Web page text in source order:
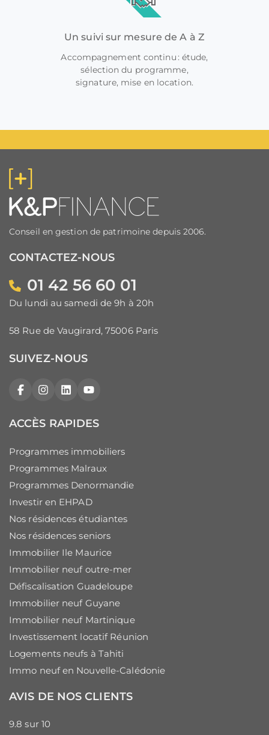
Un suivi sur mesure de A à Z
Accompagnement continu : étude,
sélection du programme,
signature, mise en location.
Conseil en gestion de patrimoine depuis 2006.
CONTACTEZ-NOUS
01 42 56 60 01
Du lundi au samedi de 9h à 20h
58 Rue de Vaugirard, 75006 Paris
SUIVEZ-NOUS
FacebookInstagram
LinkedInYouTube
ACCÈS RAPIDES
Programmes immobiliers
Programmes Malraux
Programmes Denormandie
Investir en EHPAD
Nos résidences étudiantes
Nos résidences seniors
Immobilier Ile Maurice
Immobilier neuf outre-mer
Défiscalisation Guadeloupe
Immobilier neuf Guyane
Immobilier neuf Martinique
Investissement locatif Réunion
Logements neufs à Tahiti
Immo neuf en Nouvelle-Calédonie
AVIS DE NOS CLIENTS
9.8 sur 10